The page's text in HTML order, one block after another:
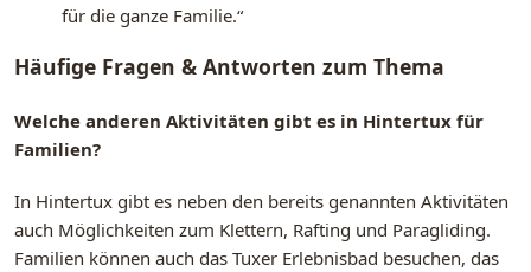
für die ganze Familie.“
Häufige Fragen & Antworten zum Thema
Welche anderen Aktivitäten gibt es in Hintertux für
Familien?
In Hintertux gibt es neben den bereits genannten Aktivitäten
auch Möglichkeiten zum Klettern, Rafting und Paragliding.
Familien können auch das Tuxer Erlebnisbad besuchen, das